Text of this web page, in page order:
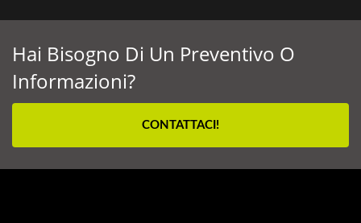
Hai Bisogno Di Un Preventivo O
Informazioni?
CONTATTACI!